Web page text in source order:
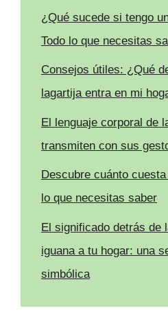
¿Qué sucede si tengo
Todo lo que necesitas
Consejos útiles: ¿Qué
lagartija entra en mi
El lenguaje corporal de
transmiten con sus
Descubre cuánto
lo que necesitas saber
El significado detrás de
iguana a tu hogar: una
simbólica